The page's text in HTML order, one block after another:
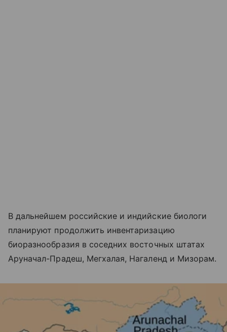
В дальнейшем российские и индийские биологи
планируют продолжить инвентаризацию
биоразнообразия в соседних восточных штатах
Аруначал-Прадеш, Мегхалая, Нагаленд и Мизорам.